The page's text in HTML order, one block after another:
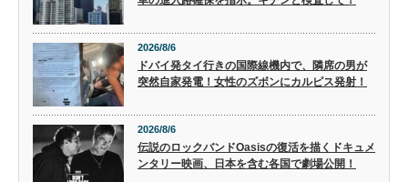
2026/8/6
ドバイ発タイ行きの国際線機内で、隣席の男が
突然自家発電！女性のズボンにカルピス発射！
2026/8/6
伝説のロックバンドOasisの復活を描くドキュメ
ンタリー映画、日本を含む各国で劇場公開！